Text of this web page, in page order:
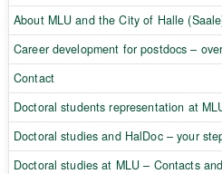
About MLU and the City of Halle
Career development for postdocs –
Contact
Doctoral students representation at
Doctoral studies and HalDoc – your
Doctoral studies at MLU – Contacts